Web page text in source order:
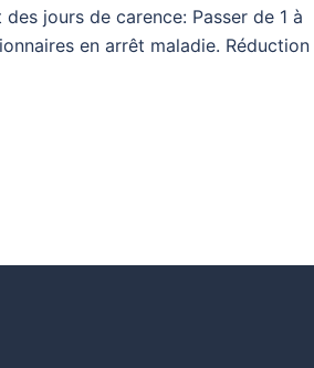
des jours de carence: Passer de 1 à
en arrêt maladie. Réduction